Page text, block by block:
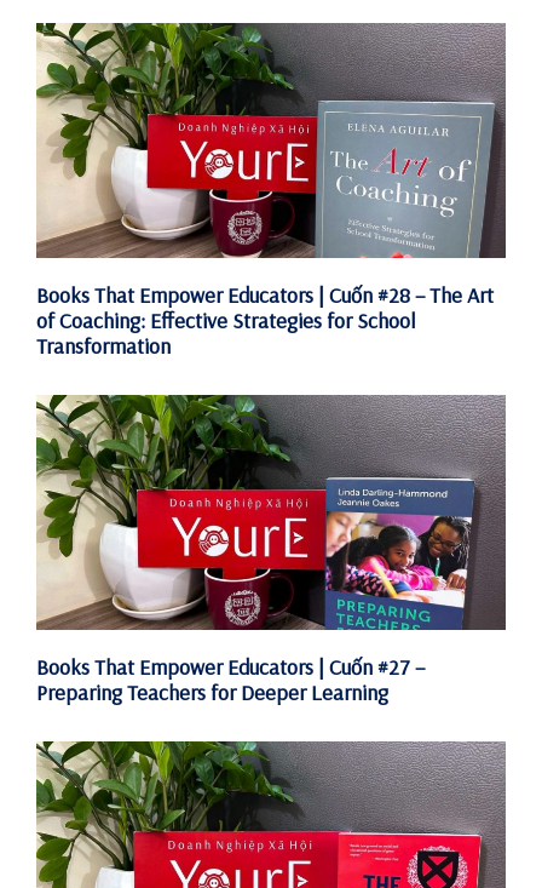
Books That Empower Educators | Cuốn #28 – The Art
of Coaching: Effective Strategies for School
Transformation
Books That Empower Educators | Cuốn #27 –
Preparing Teachers for Deeper Learning